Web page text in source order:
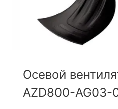
Осевой
AZD800-AG03-